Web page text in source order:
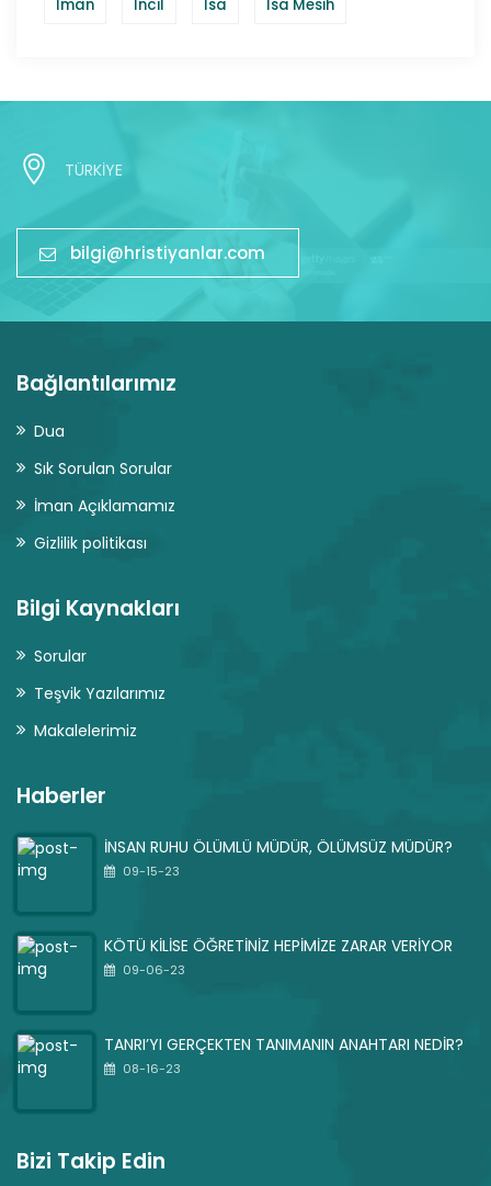
İman İncil İsa İsa Mesih
TÜRKİYE
bilgi@hristiyanlar.com
Bağlantılarımız
Dua
Sık Sorulan Sorular
İman Açıklamamız
Gizlilik politikası
Bilgi Kaynakları
Sorular
Teşvik Yazılarımız
Makalelerimiz
Haberler
İNSAN RUHU ÖLÜMLÜ MÜDÜR, ÖLÜMSÜZ MÜDÜR?
09-15-23
KÖTÜ KİLİSE ÖĞRETİNİZ HEPİMİZE ZARAR VERİYOR
09-06-23
TANRI’YI GERÇEKTEN TANIMANIN ANAHTARI NEDİR?
08-16-23
Bizi Takip Edin